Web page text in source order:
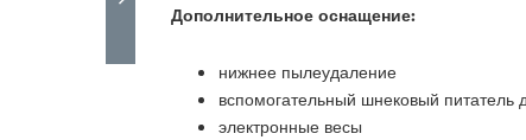
Дополнительное оснащение:
нижнее пылеудаление
вспомогательный шнековый питатель
электронные весы